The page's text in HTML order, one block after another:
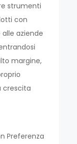
strumenti
con
aziende
margine,
crescita
Preferenza